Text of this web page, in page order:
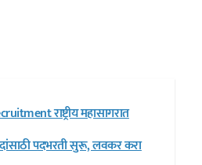
राष्ट्रीय महासागरात
पदभरती सुरू, लवकर करा